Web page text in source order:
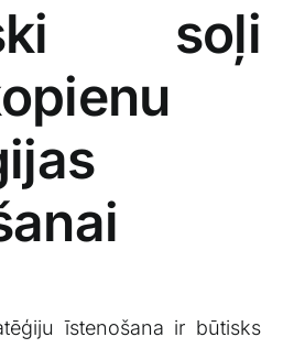
soļi
īstenošana ir būtisks